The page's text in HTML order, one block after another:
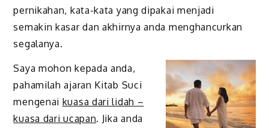
pernikahan, kata-kata yang dipakai menjadi
semakin kasar dan akhirnya anda menghancurkan
segalanya.
Saya mohon kepada anda,
pahamilah ajaran Kitab Suci
mengenai kuasa dari lidah –
kuasa dari ucapan. Jika anda